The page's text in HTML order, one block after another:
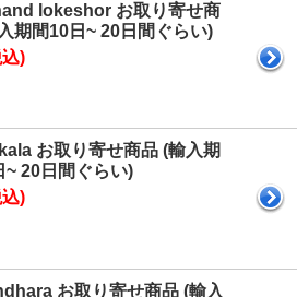
lokeshor お取り寄せ商
期間10日~ 20日間ぐらい)
)
お取り寄せ商品 (輸入期
~ 20日間ぐらい)
)
お取り寄せ商品 (輸入